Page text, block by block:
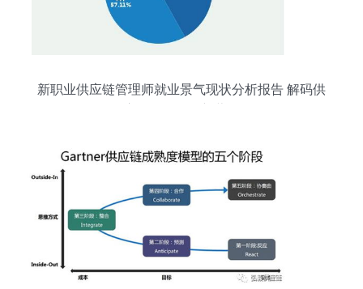
新职业供应链管理师就业景气现状分析报告 解码供